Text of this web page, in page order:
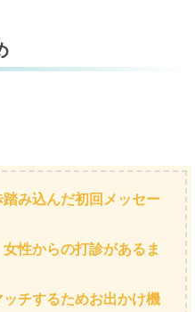
み込んだ初回メッセー
性からの打診があるま
チするためお出かけ機